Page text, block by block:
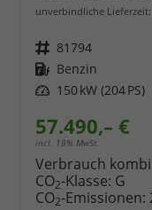
unverbindliche Lieferzeit:
Fahrzeugnr. 81794
Kraftstoff Benzin
Leistung 150 kW (204 PS)
57.490,– €
incl. 19% MwSt.
Verbrauch
CO2-Klasse: G
CO2-Emissionen: